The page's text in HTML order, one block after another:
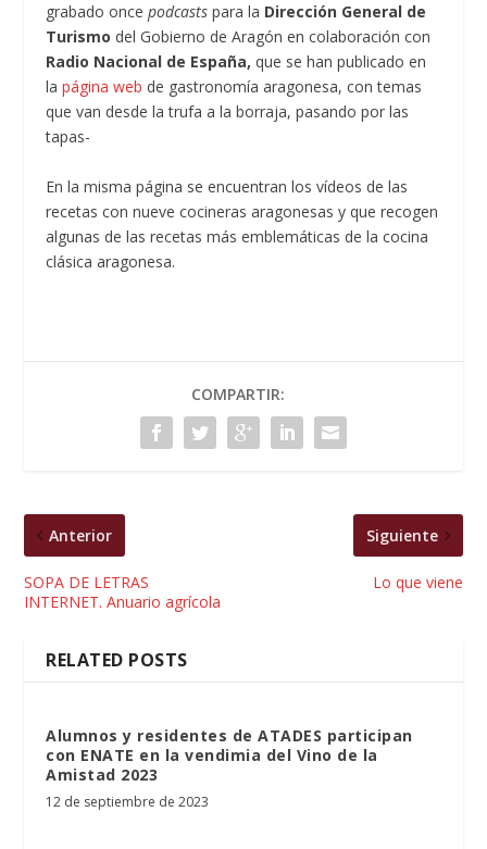
grabado oncepodcasts para la Dirección General de
Turismo del Gobierno de Aragón en colaboración con
Radio Nacional de España, que se han publicado en
la página web de gastronomía aragonesa, con temas
que van desde la trufa a la borraja, pasando por las
tapas-
En la misma página se encuentran los vídeos de las
recetas con nueve cocineras aragonesas y que recogen
algunas de las recetas más emblemáticas de la cocina
clásica aragonesa.
COMPARTIR:
Anterior
SOPA DE LETRAS
INTERNET. Anuario agrícola
Siguiente
Lo que viene
RELATED POSTS
Alumnos y residentes de ATADES participan
con ENATE en la vendimia del Vino de la
Amistad 2023
12 de septiembre de 2023